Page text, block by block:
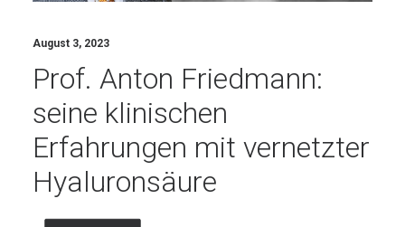
August 3, 2023
Prof. Anton Friedmann:
seine klinischen
Erfahrungen mit vernetzter
Hyaluronsäure